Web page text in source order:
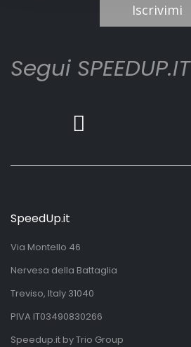
Iscrivimi
Segui SPEEDUP.IT
SpeedUp.it
Via Montello 46
Nervesa della Battaglia
Treviso, Italy 31040
PIVA IT03490830266
Speedup.it by Trio Group